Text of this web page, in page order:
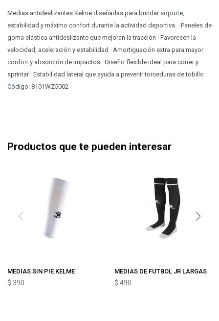
Medias antideslizantes Kelme diseñadas para brindar soporte,
estabilidad y máximo confort durante la actividad deportiva. · Paneles de
goma elástica antideslizante que mejoran la tracción · Favorecen la
velocidad, aceleración y estabilidad · Amortiguación extra para mayor
confort y absorción de impactos · Diseño flexible ideal para correr y
sprintar · Estabilidad lateral que ayuda a prevenir torceduras de tobillo
Código: 8101WZ5002
Productos que te pueden interesar
MEDIAS SIN PIE KELME
$ 390
MEDIAS DE FUTBOL JR LARGAS
$ 490